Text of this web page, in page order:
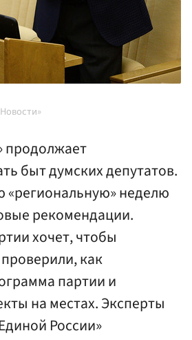
продолжает
быт думских депутатов.
«региональную» неделю
рекомендации.
хочет, чтобы
как
партии и
на местах. Эксперты
России»